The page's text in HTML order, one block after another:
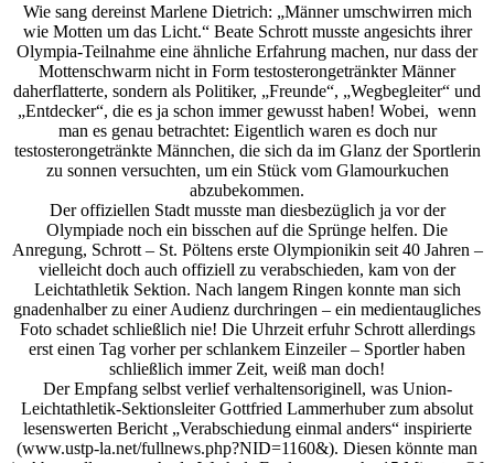
Wie sang dereinst Marlene Dietrich: „Männer umschwirren mich
wie Motten um das Licht.“ Beate Schrott musste angesichts ihrer
Olympia-Teilnahme eine ähnliche Erfahrung machen, nur dass der
Mottenschwarm nicht in Form testosterongetränkter Männer
daherflatterte, sondern als Politiker, „Freunde“, „Wegbegleiter“ und
„Entdecker“, die es ja schon immer gewusst haben! Wobei, wenn
man es genau betrachtet: Eigentlich waren es doch nur
testosterongetränkte Männchen, die sich da im Glanz der Sportlerin
zu sonnen versuchten, um ein Stück vom Glamourkuchen
abzubekommen.
Der offiziellen Stadt musste man diesbezüglich ja vor der
Olympiade noch ein bisschen auf die Sprünge helfen. Die
Anregung, Schrott – St. Pöltens erste Olympionikin seit 40 Jahren –
vielleicht doch auch offiziell zu verabschieden, kam von der
Leichtathletik Sektion. Nach langem Ringen konnte man sich
gnadenhalber zu einer Audienz durchringen – ein medientaugliches
Foto schadet schließlich nie! Die Uhrzeit erfuhr Schrott allerdings
erst einen Tag vorher per schlankem Einzeiler – Sportler haben
schließlich immer Zeit, weiß man doch!
Der Empfang selbst verlief verhaltensoriginell, was Union-
Leichtathletik-Sektionsleiter Gottfried Lammerhuber zum absolut
lesenswerten Bericht „Verabschiedung einmal anders“ inspirierte
(www.ustp-la.net/fullnews.php?NID=1160&). Diesen könnte man